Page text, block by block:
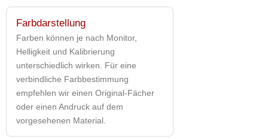
Farbdarstellung
Farben können je nach Monitor,
Helligkeit und Kalibrierung
unterschiedlich wirken. Für eine
verbindliche Farbbestimmung
empfehlen wir einen Original-Fächer
oder einen Andruck auf dem
vorgesehenen Material.